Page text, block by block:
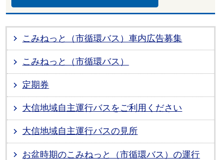
こみねっと（市循環バス）車内広告募集
こみねっと（市循環バス）
定期券
大信地域自主運行バスをご利用ください
大信地域自主運行バスの見所
お盆時期のこみねっと（市循環バス）の運行